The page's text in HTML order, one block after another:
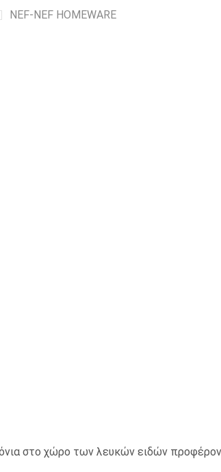
NEF-NEF HOMEWARE
στο χώρο των λευκών ειδών